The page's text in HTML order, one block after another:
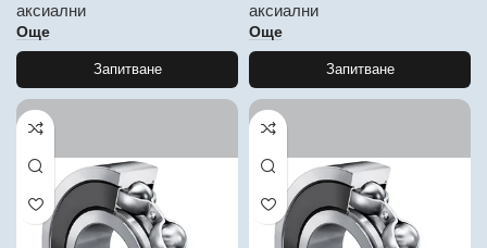
аксиални
Още
Запитване
аксиални
Още
Запитване